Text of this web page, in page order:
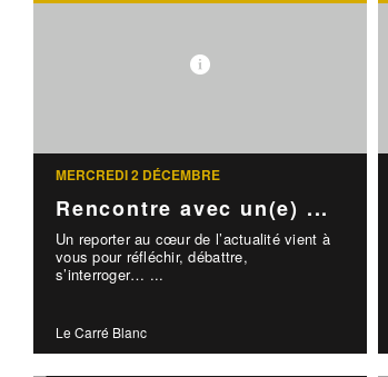
MERCREDI 2 DÉCEMBRE
Rencontre avec un(e) ...
Un reporter au cœur de l’actualité vient à
vous pour réfléchir, débattre,
s’interroger… ...
Le Carré Blanc